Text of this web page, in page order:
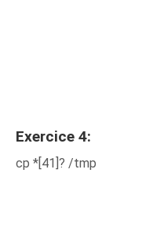
Exercice 4:
cp *[41]? /tmp